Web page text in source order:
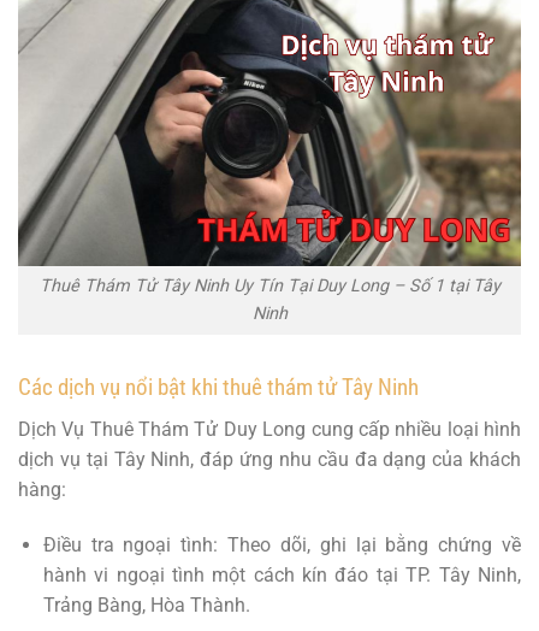
Thuê Thám Tử Tây Ninh Uy Tín Tại Duy Long – Số 1 tại Tây
Ninh
Các dịch vụ nổi bật khi thuê thám tử Tây Ninh
Dịch Vụ Thuê Thám Tử Duy Long cung cấp nhiều loại hình
dịch vụ tại Tây Ninh, đáp ứng nhu cầu đa dạng của khách
hàng:
Điều tra ngoại tình: Theo dõi, ghi lại bằng chứng về
hành vi ngoại tình một cách kín đáo tại TP. Tây Ninh,
Trảng Bàng, Hòa Thành.